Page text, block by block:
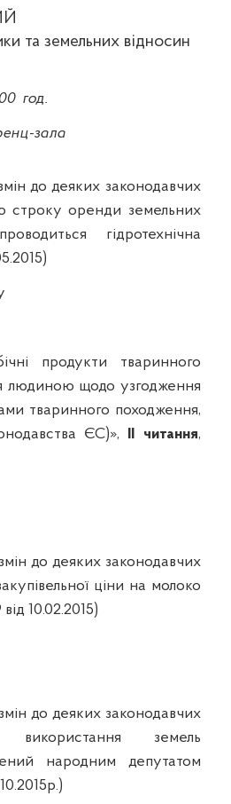
та земельних відносин
год.
зала
до деяких законодавчих
строку оренди земельних
гідротехнічна
)
продукти тваринного
людиною щодо узгодження
тваринного походження,
ЄС)», II читання,
до деяких законодавчих
ціни на молоко
від 10.02.2015)
до деяких законодавчих
земель
народним депутатом